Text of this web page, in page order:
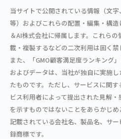
当サイトで公開されている情報（文
等）およびこれらの配置・編集・構
＆AI株式会社に帰属します。これら
載・複製するなどの二次利用は固く禁
また、「GMO顧客満足度ランキング
およびデータは、当社が独自に実施
たものです。ただし、サービスに関
ビス利用者によって提出された見解
を示すものではないことをあらかじめ
記載されている会社名、製品名、サ
録商標です。